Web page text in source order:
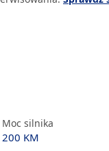
Moc silnika
200 KM